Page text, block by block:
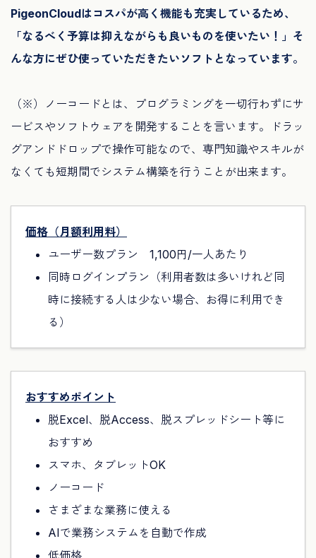
PigeonCloudはコスパが高く機能も充実しているため、
「なるべく予算は抑えながらも良いものを使いたい！」そ
んな方にぜひ使っていただきたいソフトとなっています。
（※）ノーコードとは、プログラミングを一切行わずにサ
ービスやソフトウェアを開発することを言います。ドラッ
グアンドドロップで操作可能なので、専門知識やスキルが
なくても短期間でシステム構築を行うことが出来ます。
価格（月額利用料）
ユーザー数プラン 1,100円/一人あたり
同時ログインプラン（利用者数は多いけれど同
時に接続する人は少ない場合、お得に利用でき
る）
おすすめポイント
脱Excel、脱Access、脱スプレッドシート等に
おすすめ
スマホ、タブレットOK
ノーコード
さまざまな業務に使える
AIで業務システムを自動で作成